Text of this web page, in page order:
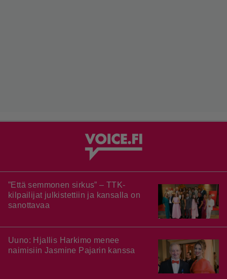
”Että semmonen sirkus” – TTK-
kilpailijat julkistettiin ja kansalla on
sanottavaa
Uuno: Hjallis Harkimo menee
naimisiin Jasmine Pajarin kanssa